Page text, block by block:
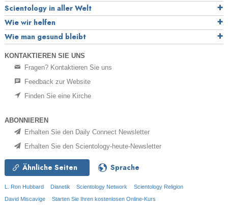
Scientology in aller Welt
Wie wir helfen
Wie man gesund bleibt
KONTAKTIEREN SIE UNS
Fragen? Kontaktieren Sie uns
Feedback zur Website
Finden Sie eine Kirche
ABONNIEREN
Erhalten Sie den Daily Connect Newsletter
Erhalten Sie den Scientology-heute-Newsletter
Ähnliche Seiten Sprache
L. Ron Hubbard Dianetik Scientology Network
Scientology Religion
David Miscavige
Starten Sie Ihren kostenlosen Online-Kurs